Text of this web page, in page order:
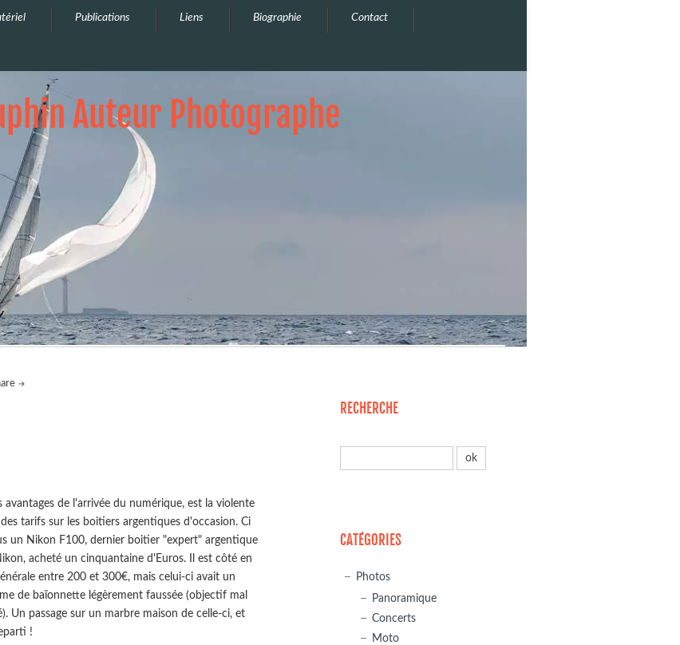
Publications Liens Biographie Contact
Auteur Photographe
avantages de l'arrivée du numérique, est la violente
des tarifs sur les boitiers argentiques d'occasion. Ci
un Nikon F100, dernier boitier "expert" argentique
acheté un cinquantaine d'Euros. Il est côté en
entre 200 et 300€, mais celui-ci avait un
de baïonnette légèrement faussée (objectif mal
Un passage sur un marbre maison de celle-ci, et
!
RECHERCHE
CATÉGORIES
Photos
Panoramique
Concerts
Moto